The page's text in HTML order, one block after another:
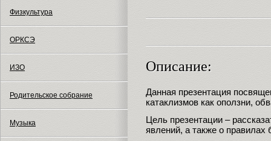
Физкультура
ОРКСЭ
ИЗО
Родительское собрание
Музыка
Описание:
Данная презентация
катаклизмов как оползни,
Цель презентации –
явлений, а также о правилах